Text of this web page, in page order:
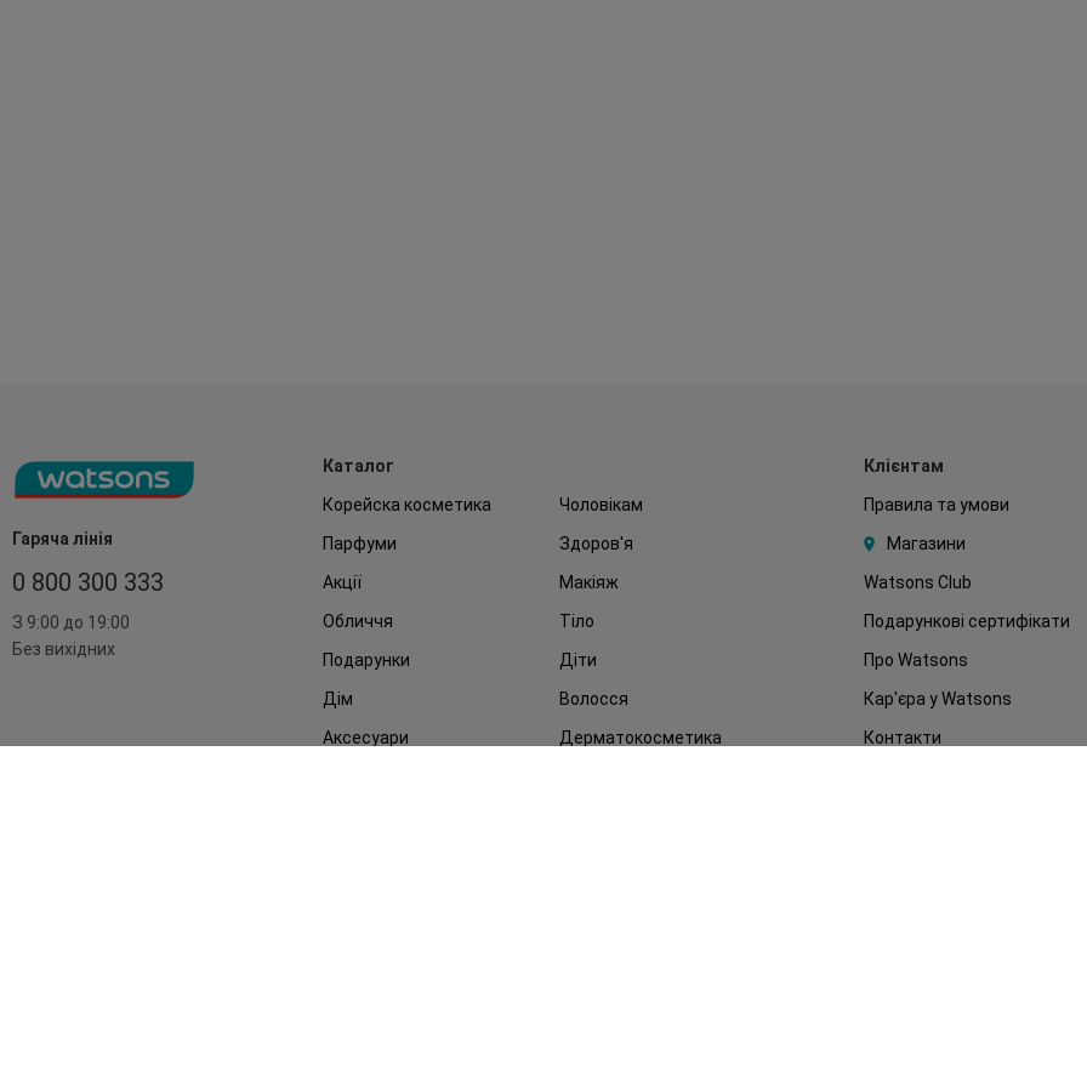
Гаряча лінія
0 800 300 333
З 9:00 до 19:00
Без вихідних
Каталог
Корейска косметика
Чоловікам
Парфуми
Здоров'я
Акції
Макіяж
Обличчя
Тіло
Подарунки
Діти
Дім
Волосся
Аксесуари
Дерматокосметика
Клієнтам
Правила та умови
Магазини
Watsons Club
Подарункові сертифікати
Про Watsons
Кар'єра у Watsons
Контакти